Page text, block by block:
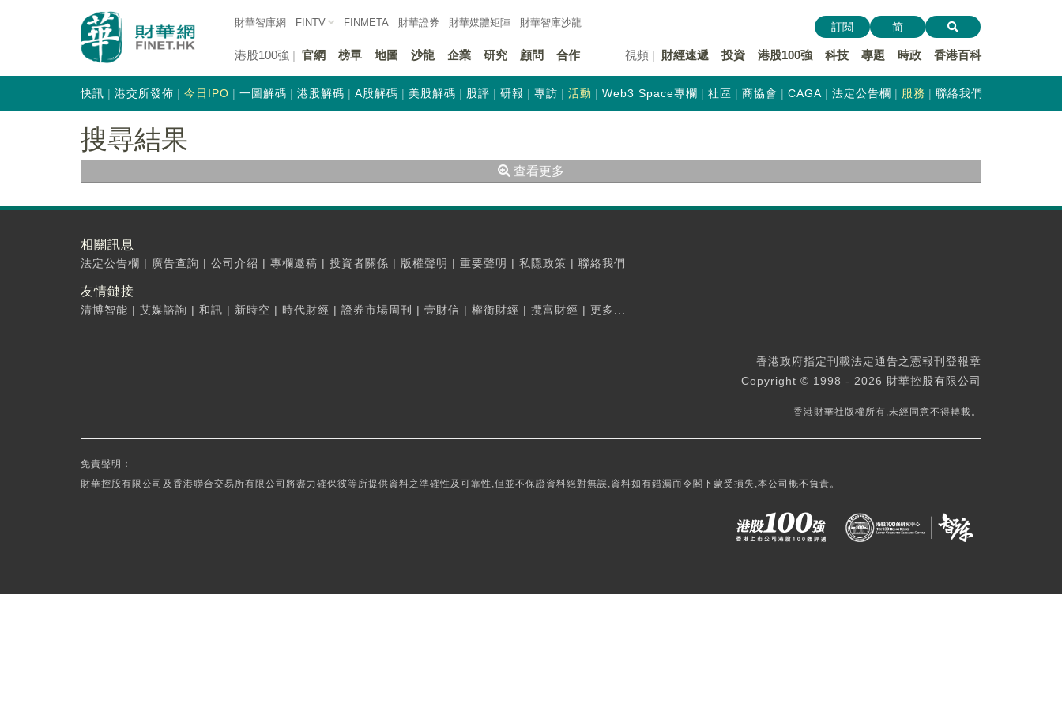
財華智庫網 FINTV FINMETA 財華證券 財華媒體矩陣 財華智庫沙龍
港股100強 官網 榜單 地圖 沙龍 企業 研究 顧問 合作 視頻 財經速遞 投資 港股100強 科技 專題 時政 香港百科
訂閱 简
快訊 港交所發佈 今日IPO 一圖解碼 港股解碼 A股解碼 美股解碼 股評 研報 專訪 活動 Web3 Space專欄 社區 商協會 CAGA 法定公告欄 服務 聯絡我們
搜尋結果
查看更多
相關訊息
法定公告欄 | 廣告查詢 | 公司介紹 | 專欄邀稿 | 投資者關係 | 版權聲明 | 重要聲明 | 私隱政策 | 聯絡我們
友情鏈接
清博智能 | 艾媒諮詢 | 和訊 | 新時空 | 時代財經 | 證券市場周刊 | 壹財信 | 權衡財經 | 攬富財經 | 更多...
香港政府指定刊載法定通告之憲報刊登報章
Copyright © 1998 - 2026 財華控股有限公司
香港財華社版權所有,未經同意不得轉載。
免責聲明：
財華控股有限公司及香港聯合交易所有限公司將盡力確保彼等所提供資料之準確性及可靠性,但並不保證資料絕對無誤,資料如有錯漏而令閣下蒙受損失,本公司概不負責。